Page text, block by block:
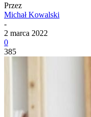
Przez
Michał Kowalski
-
2 marca 2022
0
385